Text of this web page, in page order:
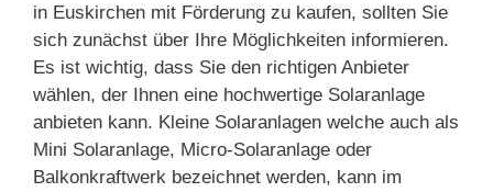
in Euskirchen mit Förderung zu kaufen, sollten Sie
sich zunächst über Ihre Möglichkeiten informieren.
Es ist wichtig, dass Sie den richtigen Anbieter
wählen, der Ihnen eine hochwertige Solaranlage
anbieten kann. Kleine Solaranlagen welche auch als
Mini Solaranlage, Micro-Solaranlage oder
Balkonkraftwerk bezeichnet werden, kann im